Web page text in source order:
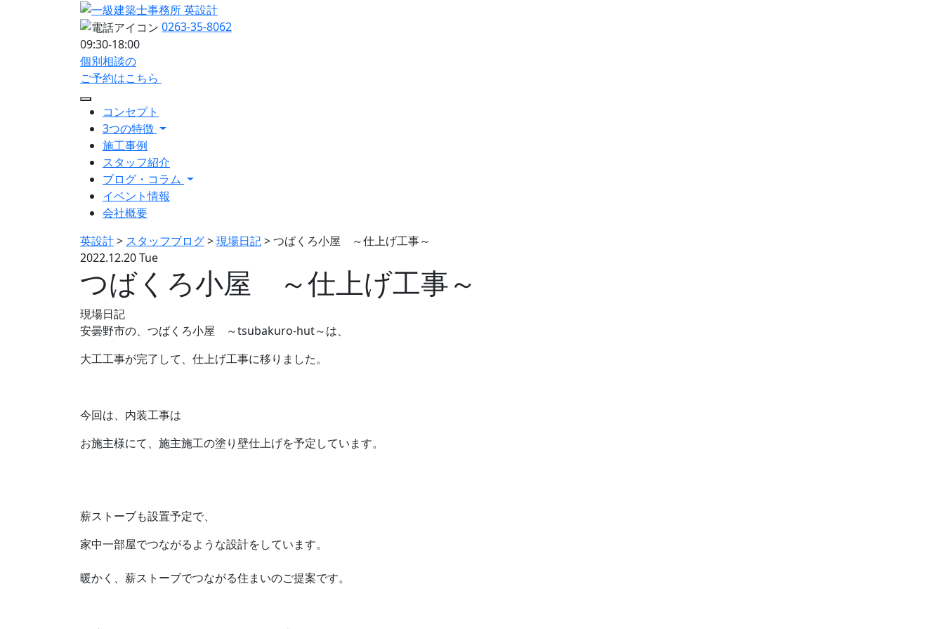
0263-35-8062
09:30-18:00
個別相談の
ご予約はこちら
コンセプト
3つの特徴
施工事例
スタッフ紹介
ブログ・コラム
イベント情報
会社概要
英設計> スタッフブログ>現場日記>つばくろ小屋 ～仕上げ工事～
2022.12.20 Tue
つばくろ小屋 ～仕上げ工事～
現場日記
安曇野市の、つばくろ小屋 ～tsubakuro-hut～は、
大工工事が完了して、仕上げ工事に移りました。
今回は、内装工事は
お施主様にて、施主施工の塗り壁仕上げを予定しています。
薪ストーブも設置予定で、
家中一部屋でつながるような設計をしています。
暖かく、薪ストーブでつながる住まいのご提案です。